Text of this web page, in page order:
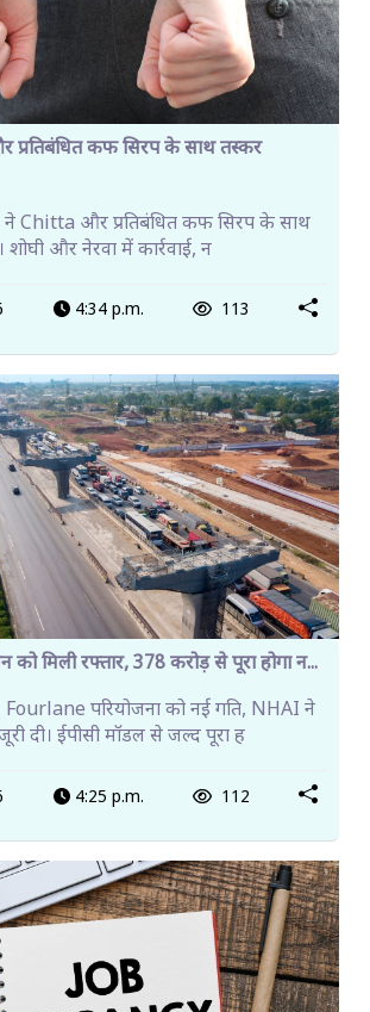
प्रतिबंधित कफ सिरप के साथ तस्कर
Chitta और प्रतिबंधित कफ सिरप के साथ
और नेरवा में कार्रवाई, न
4:34 p.m. 113
को मिली रफ्तार, 378 करोड़ से पूरा होगा न...
परियोजना को नई गति, NHAI ने
दी। ईपीसी मॉडल से जल्द पूरा ह
4:25 p.m. 112